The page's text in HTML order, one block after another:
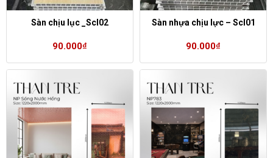
Sàn chịu lục _Scl02
90.000₫
Sàn nhựa chịu lực – Scl01
90.000₫